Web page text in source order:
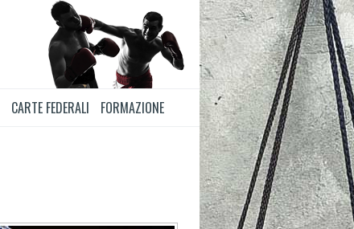
CARTE FEDERALI FORMAZIONE